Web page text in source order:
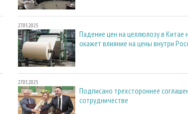
27.05.2025
Падение цен на целлюлозу в Китае
окажет влияние на цены внутри
27.05.2025
Подписано трехстороннее
сотрудничестве